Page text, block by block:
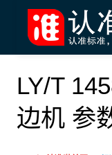
LY/T
边机 参